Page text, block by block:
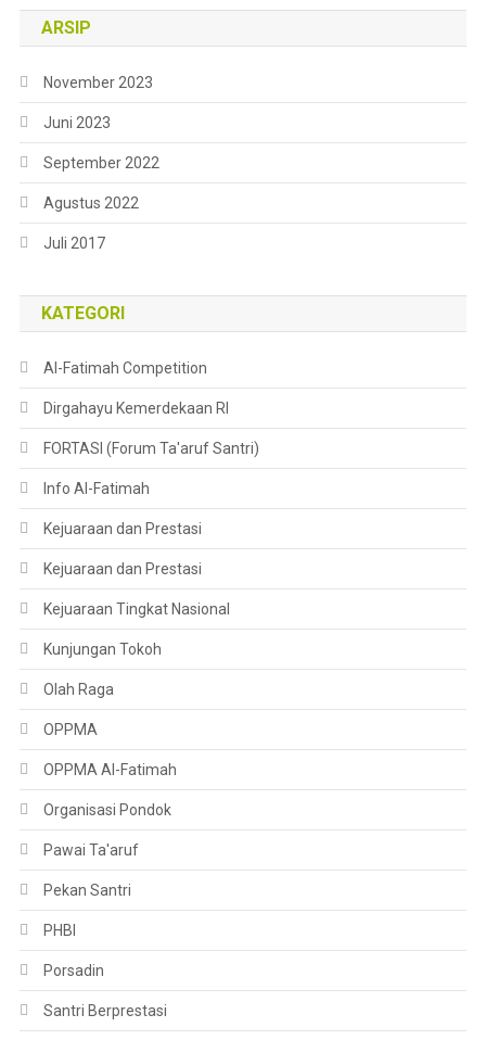
ARSIP
November 2023
Juni 2023
September 2022
Agustus 2022
Juli 2017
KATEGORI
Al-Fatimah Competition
Dirgahayu Kemerdekaan RI
FORTASI (Forum Ta'aruf Santri)
Info Al-Fatimah
Kejuaraan dan Prestasi
Kejuaraan dan Prestasi
Kejuaraan Tingkat Nasional
Kunjungan Tokoh
Olah Raga
OPPMA
OPPMA Al-Fatimah
Organisasi Pondok
Pawai Ta'aruf
Pekan Santri
PHBI
Porsadin
Santri Berprestasi